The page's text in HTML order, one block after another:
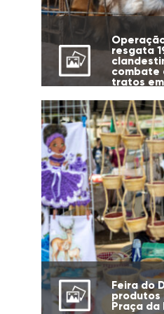
resgata
combate
tratos
Feira do
produtos
Praça da